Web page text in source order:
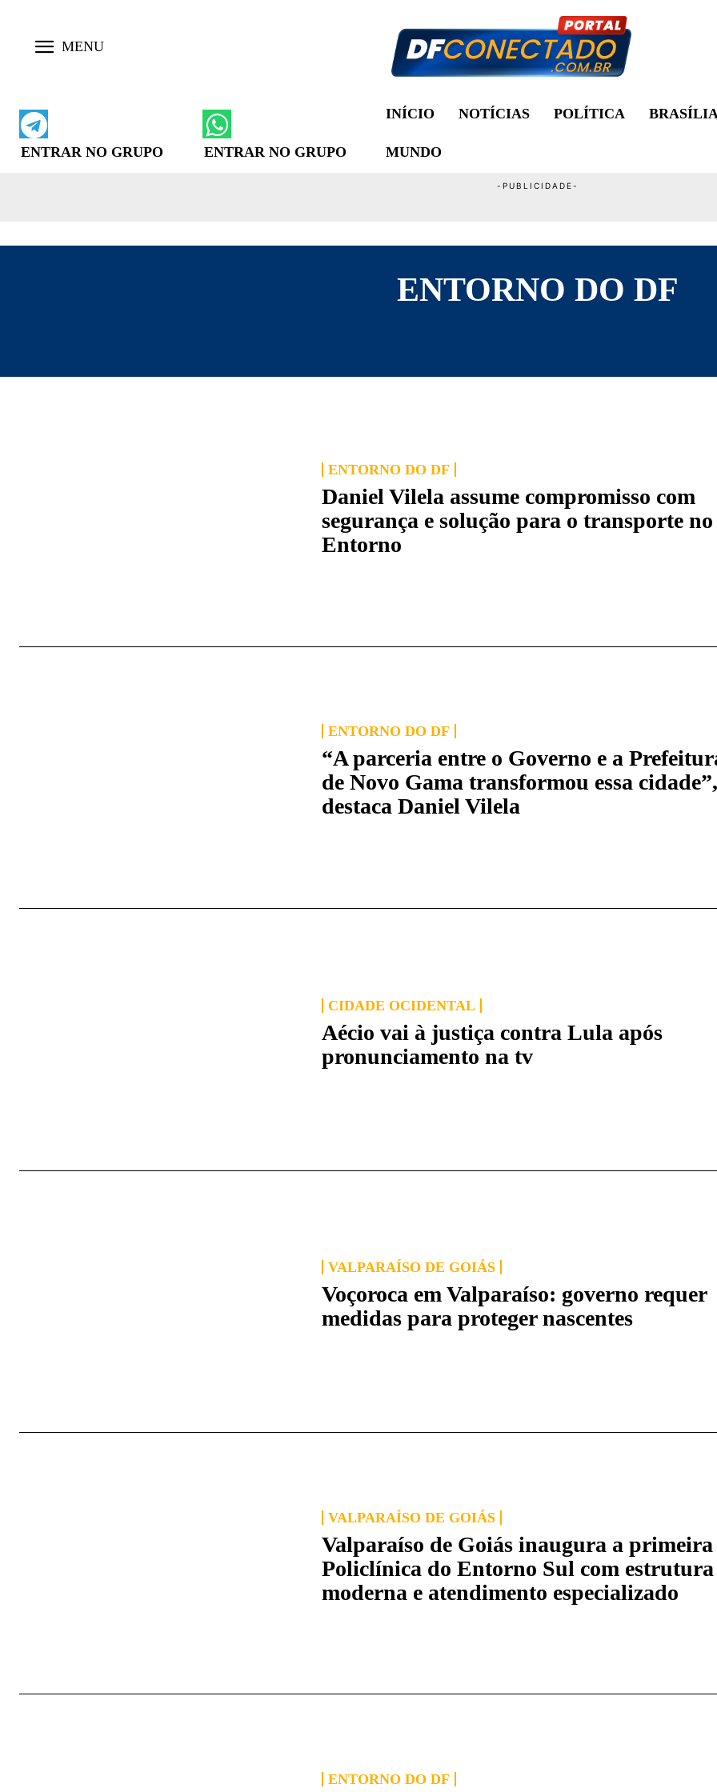
ENTRAR NO GRUPO ENTRAR NO GRUPO
INÍCIO NOTÍCIAS POLÍTICA
MUNDO
ENTORNO DO DF
ENTORNO DO DF
Daniel Vilela assume compromisso com
segurança e solução para o transporte no
Entorno
ENTORNO DO DF
“A parceria entre o Governo e a
de Novo Gama transformou essa
destaca Daniel Vilela
CIDADE OCIDENTAL
Aécio vai à justiça contra Lula após
pronunciamento na tv
VALPARAÍSO DE GOIÁS
Voçoroca em Valparaíso: governo requer
medidas para proteger nascentes
VALPARAÍSO DE GOIÁS
Valparaíso de Goiás inaugura a primeira
Policlínica do Entorno Sul com estrutura
moderna e atendimento especializado
ENTORNO DO DF